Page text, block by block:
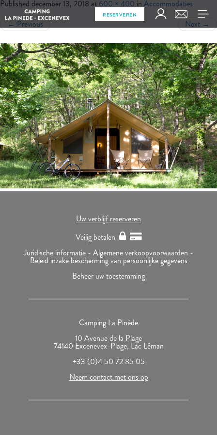
RESERVEREN
Published december 13, 2018 at 600 × 400 in Accommodaties
← Previous Next →
Uw verblijf reserveren
Veilig betalen
Juridische informatie - Algemene verkoopvoorwaarden -
Beleid inzake bescherming van persoonlijke gegevens
Beheer uw toestemming
Camping La Pinède
10 Avenue de la Plage
74140 Excenevex-Plage, Lac Léman
+33 (0)4 50 72 85 05
Neem contact met ons op